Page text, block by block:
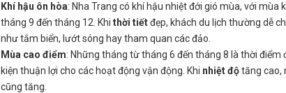
Khí hậu ôn hòa: Nha Trang có khí hậu nhiệt đới gió mùa, với
tháng 9 đến tháng 12. Khi thời tiếtđẹp, khách du lịch thường dễ
như tắm biển, lướt sóng hay tham quan các đảo.
Mùa cao điểm: Những tháng từ tháng 6 đến tháng 8 là thời
kiện thuận lợi cho các hoạt động vận động. Khi nhiệt độtăng cao,
cũng tăng.